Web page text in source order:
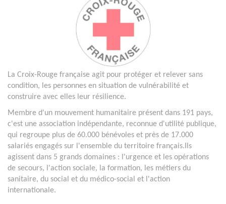
La Croix-Rouge française agit pour protéger et relever sans
condition, les personnes en situation de vulnérabilité et
construire avec elles leur résilience.
Membre d'un mouvement humanitaire présent dans 191 pays,
c'est une association indépendante, reconnue d'utilité publique,
qui regroupe plus de 60.000 bénévoles et près de 17.000
salariés engagés sur l'ensemble du territoire français.Ils
agissent dans 5 grands domaines : l'urgence et les opérations
de secours, l'action sociale, la formation, les métiers du
sanitaire, du social et du médico-social et l'action
internationale.